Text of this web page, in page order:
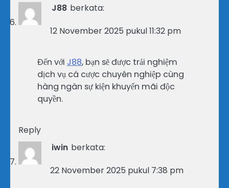
J88 berkata:
12 November 2025 pukul 11:32 pm
Đến với J88, bạn sẽ được trải nghiệm
dịch vụ cá cược chuyên nghiệp cùng
hàng ngàn sự kiện khuyến mãi độc
quyền.
Reply
iwin berkata:
22 November 2025 pukul 7:38 pm